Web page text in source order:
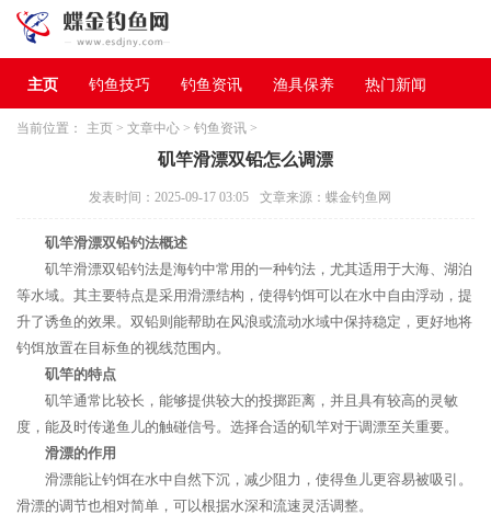
主页 钓鱼技巧 钓鱼资讯 渔具保养 热门新闻
当前位置： 主页 > 文章中心 > 钓鱼资讯 >
矶竿滑漂双铅怎么调漂
发表时间：2025-09-17 03:05 文章来源：蝶金钓鱼网
矶竿滑漂双铅钓法概述
矶竿滑漂双铅钓法是海钓中常用的一种钓法，尤其适用于大海、湖泊
等水域。其主要特点是采用滑漂结构，使得钓饵可以在水中自由浮动，提
升了诱鱼的效果。双铅则能帮助在风浪或流动水域中保持稳定，更好地将
钓饵放置在目标鱼的视线范围内。
矶竿的特点
矶竿通常比较长，能够提供较大的投掷距离，并且具有较高的灵敏
度，能及时传递鱼儿的触碰信号。选择合适的矶竿对于调漂至关重要。
滑漂的作用
滑漂能让钓饵在水中自然下沉，减少阻力，使得鱼儿更容易被吸引。
滑漂的调节也相对简单，可以根据水深和流速灵活调整。